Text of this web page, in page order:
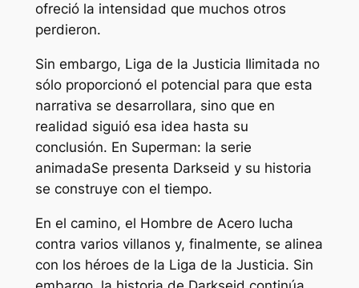
ofreció la intensidad que muchos otros
perdieron.
Sin embargo, Liga de la Justicia Ilimitada no
sólo proporcionó el potencial para que esta
narrativa se desarrollara, sino que en
realidad siguió esa idea hasta su
conclusión. En Superman: la serie
animadaSe presenta Darkseid y su historia
se construye con el tiempo.
En el camino, el Hombre de Acero lucha
contra varios villanos y, finalmente, se alinea
con los héroes de la Liga de la Justicia. Sin